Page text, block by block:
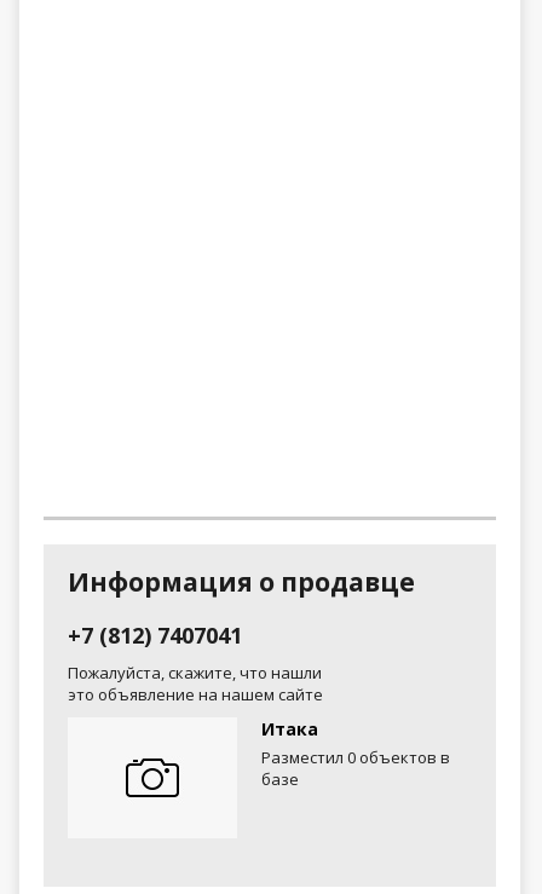
Информация о продавце
+7 (812) 7407041
Пожалуйста, скажите, что нашли
это объявление на нашем сайте
Итака
Разместил 0 объектов в
базе